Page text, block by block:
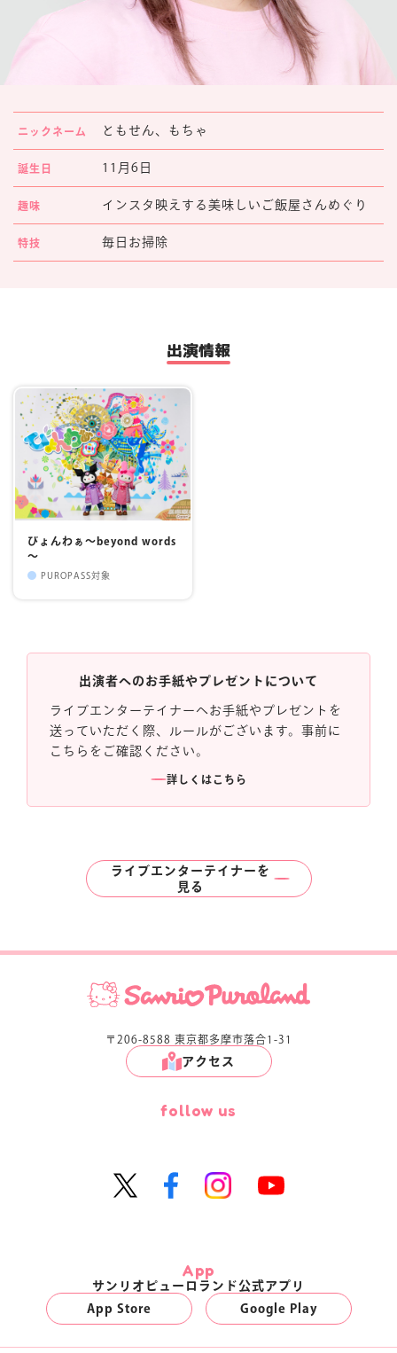
コラボレーション
マイページ
ニックネーム ともせん、もちゃ
誕生日 11月6日
趣味 インスタ映えする美味しいご飯屋さんめぐり
特技 毎日お掃除
出演情報
びょんわぁ～beyond words
～
PUROPASS対象
出演者へのお手紙やプレゼントについて
ライブエンターテイナーへお手紙やプレゼントを
送っていただく際、ルールがございます。事前に
こちらをご確認ください。
詳しくはこちら
ライブエンターテイナーを
見る
〒206-8588 東京都多摩市落合1-31
アクセス
follow us
App
サンリオピューロランド公式アプリ
App Store
Google Play